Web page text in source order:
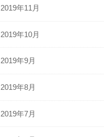
2019年11月
2019年10月
2019年9月
2019年8月
2019年7月